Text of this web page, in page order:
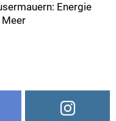
Energie
Meer